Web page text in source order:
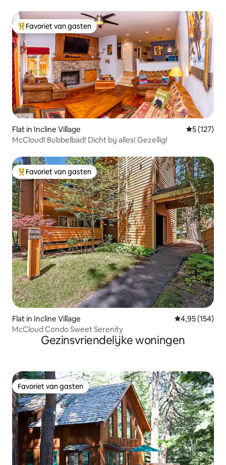
Topfavoriet van gasten
Favoriet van gasten
Flat in Incline Village
5 (127)
McCloud! Bubbelbad! Dicht bij alles! Gezellig!
Topfavoriet van gasten
Favoriet van gasten
Flat in Incline Village Gemiddelde
4,95 (154)
McCloud Condo Sweet Serenity
Gezinsvriendelijke woningen
Favoriet van gasten
Favoriet van gasten